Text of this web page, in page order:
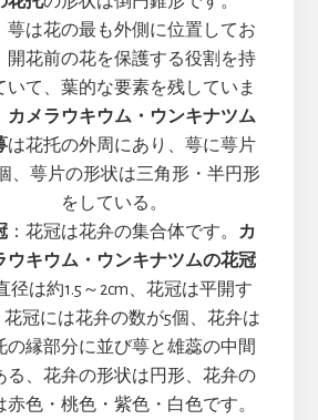
萼は花の最も外側に位置してお
開花前の花を保護する役割を持
いて、葉的な要素を残していま
カメラウキウム・ウンキナツム
は花托の外周にあり、萼に萼片
、萼片の形状は三角形・半円形
をしている。
：花冠は花弁の集合体です。 カ
ウキウム・ウンキナツムの花冠
径は約1.5～2cm、花冠は平開す
花冠には花弁の数が5個、花弁は
の縁部分に並び萼と雄蕊の中間
る、花弁の形状は円形、花弁の
赤色・桃色・紫色・白色です。